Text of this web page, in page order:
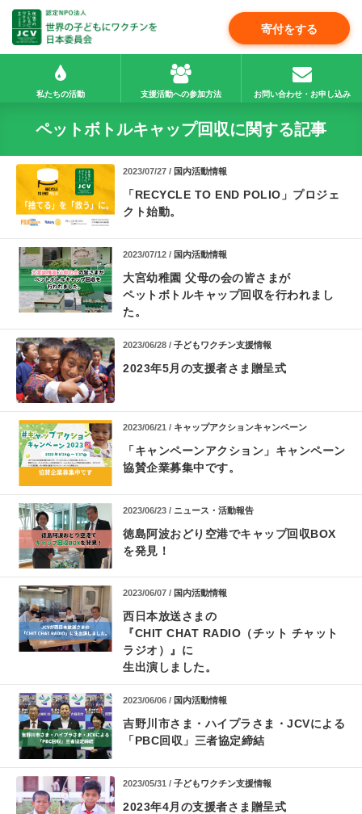
寄付をする
私たちの活動 支援活動への参加方法 お問い合わせ・お申し込み
ペットボトルキャップ回収に関する記事
2023/07/27 / 国内活動情報
「RECYCLE TO END POLIO」プロジェ
クト始動。
2023/07/12 / 国内活動情報
大宮幼稚園 父母の会の皆さまが
ペットボトルキャップ回収を行われまし
た。
2023/06/28 /子どもワクチン支援情報
2023年5月の支援者さま贈呈式
2023/06/21 / キャップアクションキャンペーン
「キャンペーンアクション」キャンペーン
協賛企業募集中です。
2023/06/23 / ニュース・活動報告
徳島阿波おどり空港でキャップ回収BOX
を発見！
2023/06/07 / 国内活動情報
西日本放送さまの
『CHIT CHAT RADIO（チット チャット
ラジオ）』に
生出演しました。
2023/06/06 / 国内活動情報
吉野川市さま・ハイプラさま・JCVによる
「PBC回収」三者協定締結
2023/05/31 /子どもワクチン支援情報
2023年4月の支援者さま贈呈式